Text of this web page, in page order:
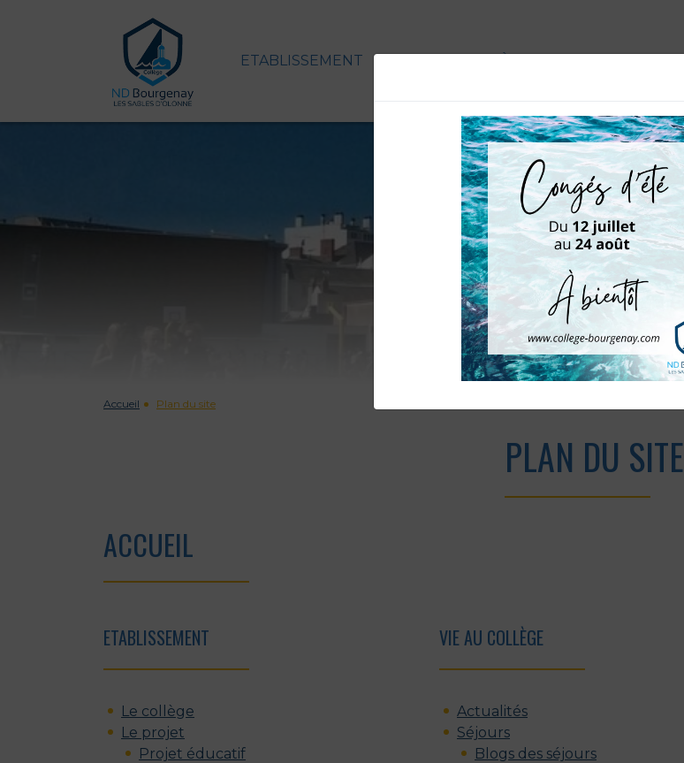
ETABLISSEMENT
Accueil Plan du site
PLAN DU SITE
ACCUEIL
ETABLISSEMENT
Le collège
Le projet
Projet éducatif
VIE AU COLLÈGE
Actualités
Séjours
Blogs des séjours